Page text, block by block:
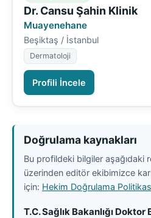
Dr. Cansu Şahin Klinik
Muayenehane
Beşiktaş / İstanbul
Dermatoloji
Profili İncele
Doğrulama kaynakları
Bu profildeki bilgiler aşağıdaki
üzerinden editör ekibimizce
için: Hekim Doğrulama
T.C. Sağlık Bakanlığı Doktor